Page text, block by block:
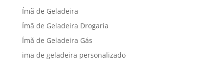
Ímã de Geladeira
Ímã de Geladeira Drogaria
Ímã de Geladeira Gás
ima de geladeira personalizado